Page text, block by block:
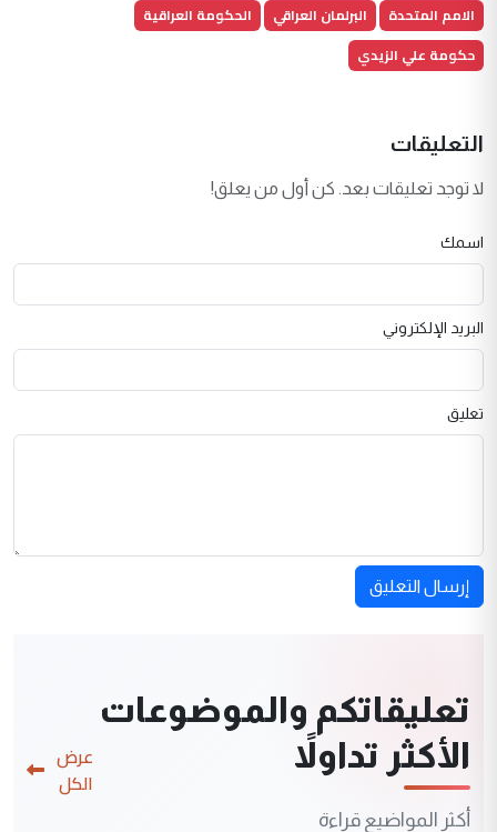
الامم المتحدة البرلمان العراقي
الحكومة العراقية
حكومة علي الزيدي
التعليقات
لا توجد تعليقات بعد. كن أول من يعلق!
اسمك
البريد الإلكتروني
تعليق
إرسال التعليق
تعليقاتكم والموضوعات
الأكثر تداولاً
أكثر المواضيع قراءة
عرض
الكل